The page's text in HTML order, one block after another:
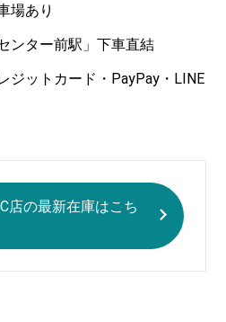
場あり
ンター前駅」下車直結
ジットカード・PayPay・LINE
店の最新在庫はこち